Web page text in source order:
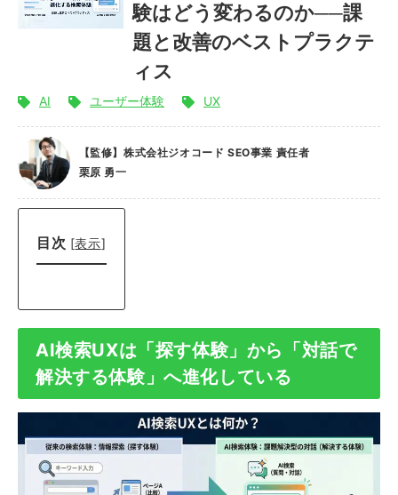
験はどう変わるのか──課
題と改善のベストプラクテ
ィス
AI ユーザー体験 UX
【監修】株式会社ジオコード SEO事業 責任者
栗原 勇一
目次 [表示]
AI検索UXは「探す体験」から「対話で
解決する体験」へ進化している